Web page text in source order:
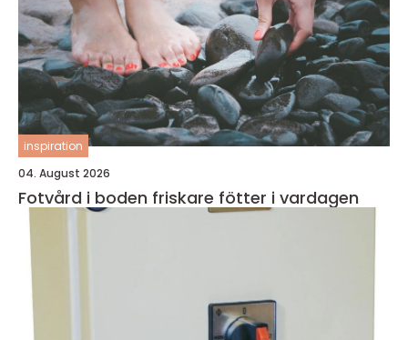
inspiration
04. August 2026
Fotvård i boden friskare fötter i vardagen